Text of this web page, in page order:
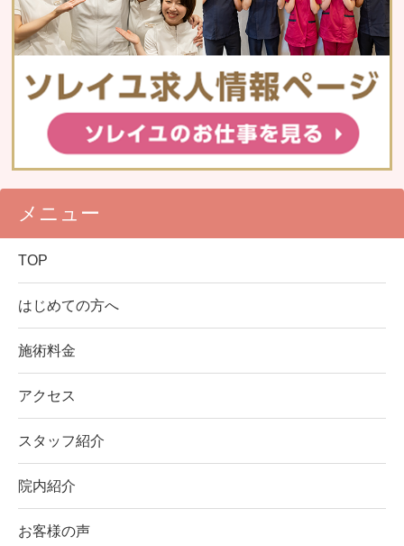
メニュー
TOP
はじめての方へ
施術料金
アクセス
スタッフ紹介
院内紹介
お客様の声